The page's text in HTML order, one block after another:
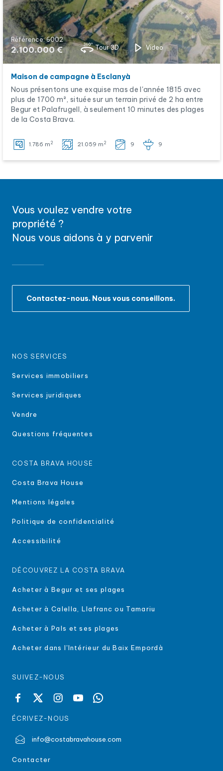
Référence: 6002
2.100.000 € Tour 3D Video
Maison de campagne à Esclanyà
Nous présentons une exquise mas de l'année 1815 avec
plus de 1700 m², située sur un terrain privé de 2 ha entre
Begur et Palafrugell, à seulement 10 minutes des plages
de la Costa Brava.
1.786 m 2 21.059 m 2 9 9
Vous voulez vendre votre
propriété ?
Nous vous aidons à y parvenir
Contactez-nous. Nous vous conseillons.
NOS SERVICES
Services immobiliers
Services juridiques
Vendre
Questions fréquentes
COSTA BRAVA HOUSE
Costa Brava House
Mentions légales
Politique de confidentialité
Accessibilité
DÉCOUVREZ LA COSTA BRAVA
Acheter à Begur et ses plages
Acheter à Calella, Llafranc ou Tamariu
Acheter à Pals et ses plages
Acheter dans l'Intérieur du Baix Empordà
SUIVEZ-NOUS
ÉCRIVEZ-NOUS
info@costabravahouse.com
Contacter